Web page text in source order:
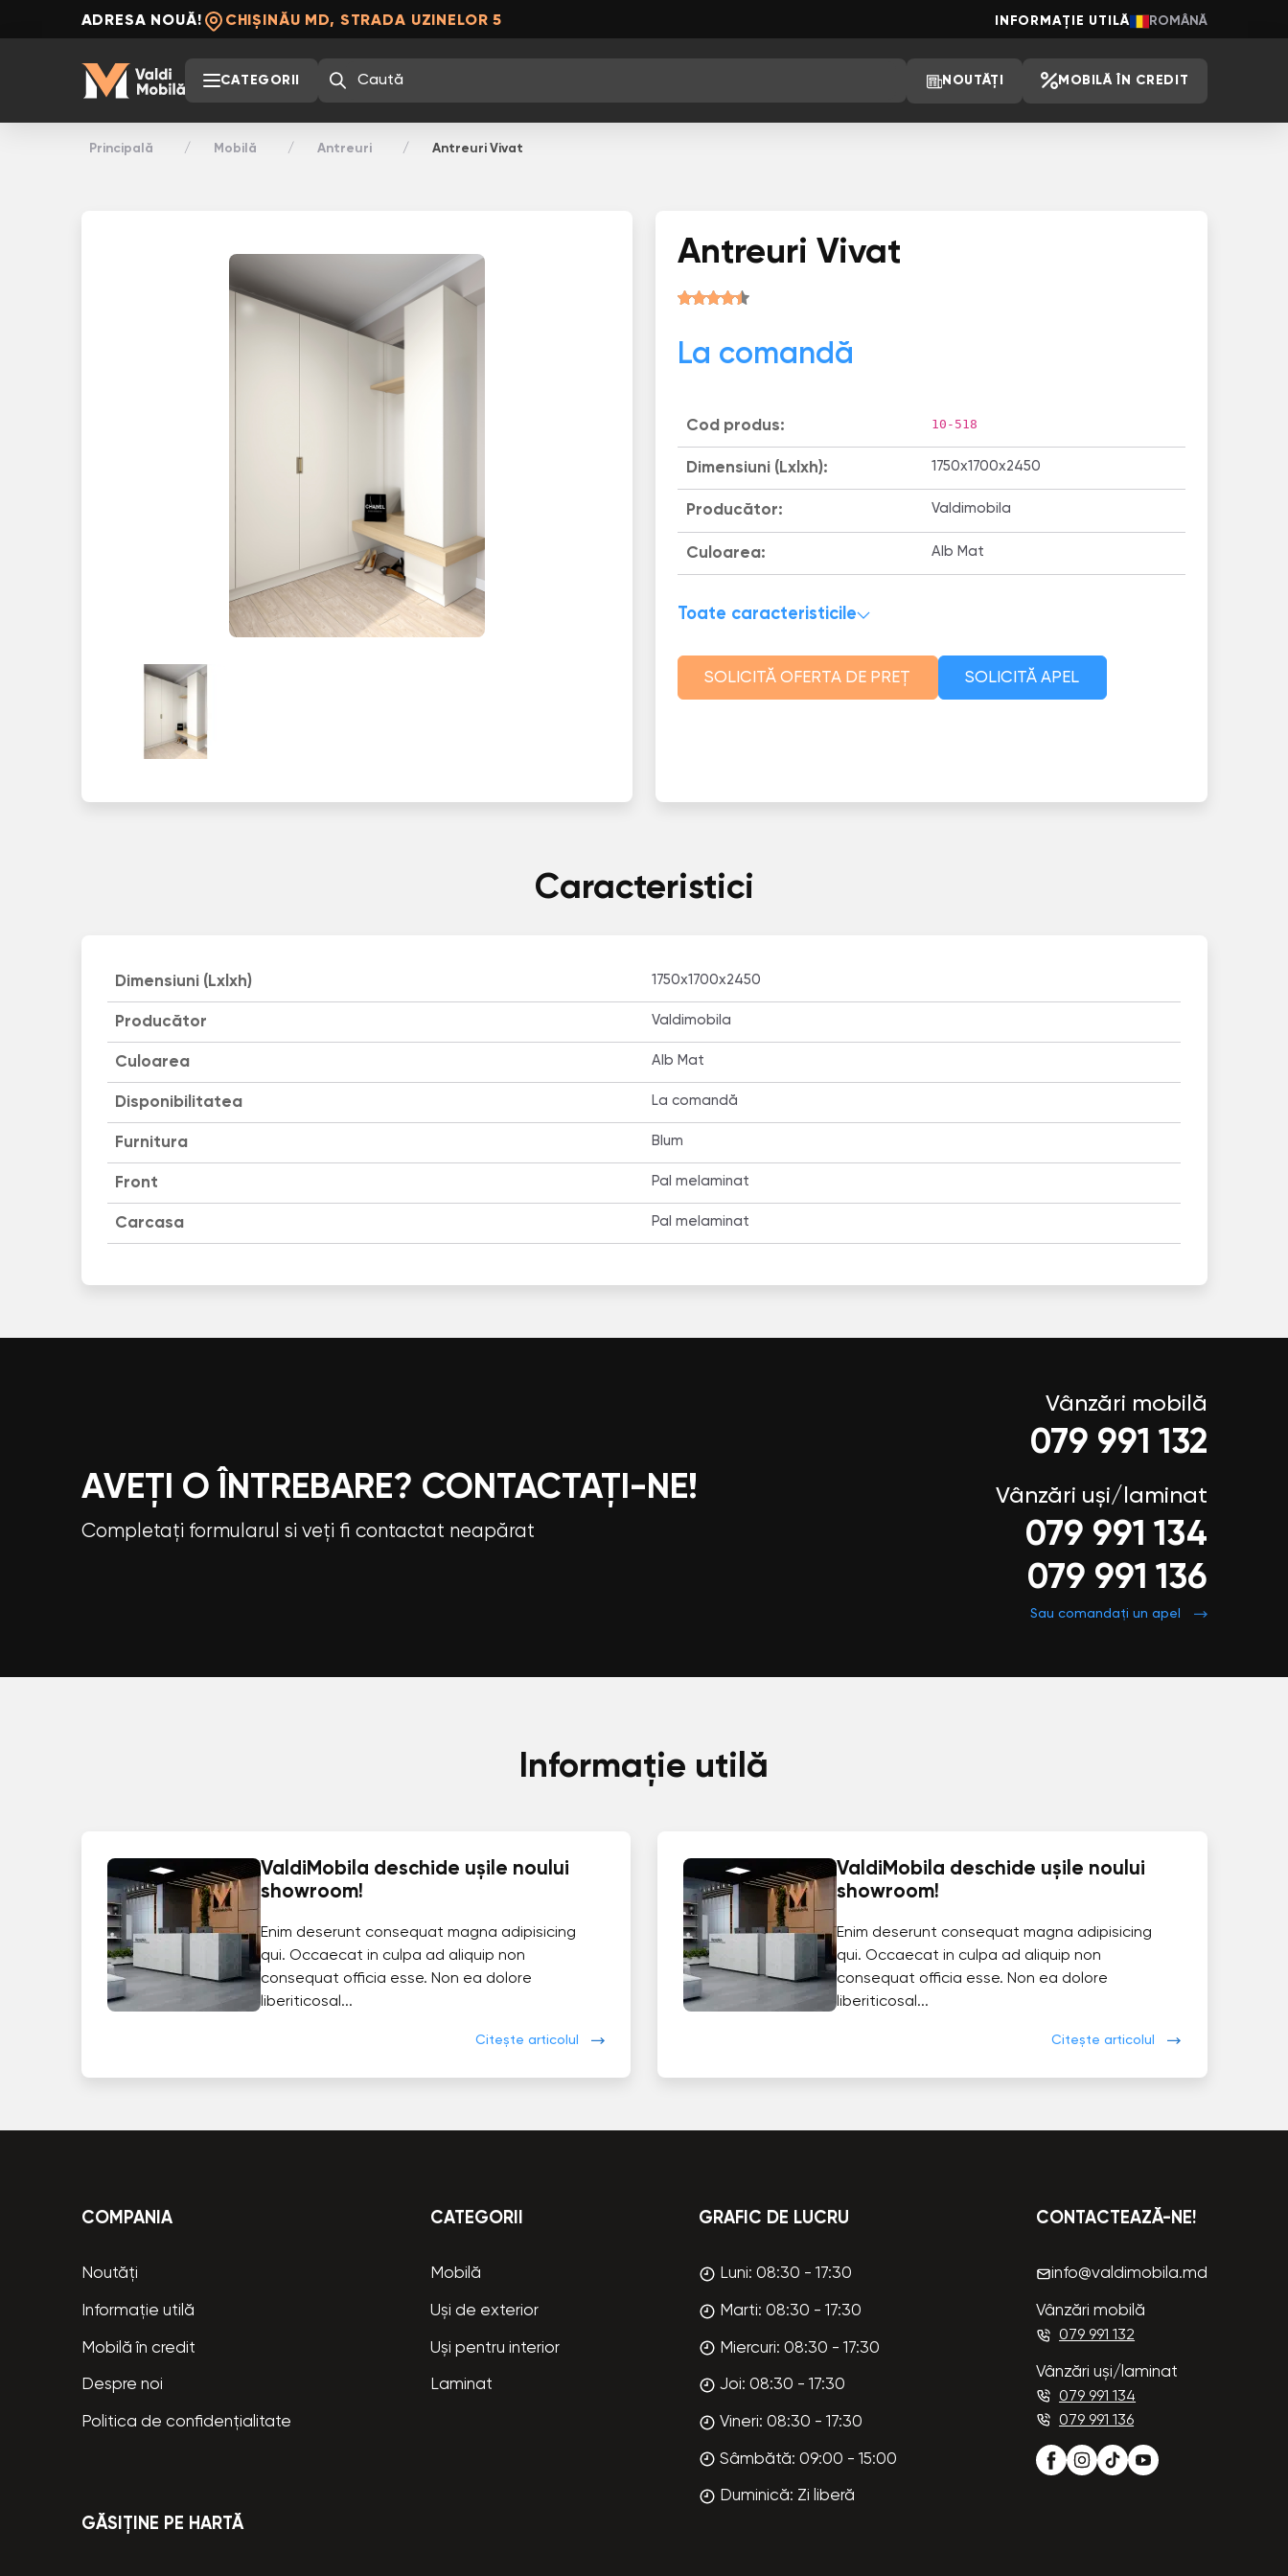
ADRESA NOUĂ! CHIȘINĂU MD, STRADA UZINELOR 5 INFORMAȚIE UTILĂ ROMÂNĂ
CATEGORII NOUTĂȚI MOBILĂ ÎN CREDIT
Principală Mobilă Antreuri Antreuri Vivat
Antreuri Vivat
La comandă
Cod produs: 10-518
Dimensiuni (Lxlxh): 1750x1700x2450
Producător: Valdimobila
Culoarea: Alb Mat
Toate caracteristicile
SOLICITĂ OFERTA DE PREȚ SOLICITĂ APEL
Caracteristici
Dimensiuni (Lxlxh) 1750x1700x2450
Producător Valdimobila
Culoarea Alb Mat
Disponibilitatea La comandă
Furnitura Blum
Front Pal melaminat
Carcasa Pal melaminat
AVEȚI O ÎNTREBARE? CONTACTAȚI-NE!
Completați formularul si veți fi contactat neapărat
Vânzări mobilă
079 991 132
Vânzări uși/laminat
079 991 134
079 991 136
Sau comandați un apel
Informație utilă
ValdiMobila deschide ușile noului
showroom!
Enim deserunt consequat magna adipisicing
qui. Occaecat in culpa ad aliquip non
consequat officia esse. Non ea dolore
liberiticosal...
Citește articolul
ValdiMobila deschide ușile noului
showroom!
Enim deserunt consequat magna adipisicing
qui. Occaecat in culpa ad aliquip non
consequat officia esse. Non ea dolore
liberiticosal...
Citește articolul
COMPANIA
Noutăți
Informație utilă
Mobilă în credit
Despre noi
Politica de confidențialitate
CATEGORII
Mobilă
Uși de exterior
Uși pentru interior
Laminat
GRAFIC DE LUCRU
Luni: 08:30 - 17:30
Marti: 08:30 - 17:30
Miercuri: 08:30 - 17:30
Joi: 08:30 - 17:30
Vineri: 08:30 - 17:30
Sâmbătă: 09:00 - 15:00
Duminică: Zi liberă
CONTACTEAZĂ-NE!
info@valdimobila.md
Vânzări mobilă
079 991 132
Vânzări uși/laminat
079 991 134
079 991 136
GĂSIȚINE PE HARTĂ